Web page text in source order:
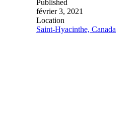
Published
février 3, 2021
Location
Saint-Hyacinthe, Canada